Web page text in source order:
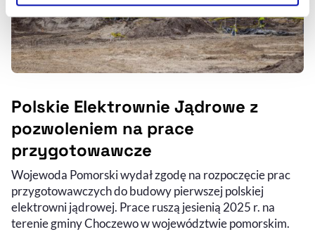
naszejPolityce Prywatności.
Polskie Elektrownie Jądrowe z
pozwoleniem na prace
przygotowawcze
Wojewoda Pomorski wydał zgodę na rozpoczęcie prac
przygotowawczych do budowy pierwszej polskiej
elektrowni jądrowej. Prace ruszą jesienią 2025 r. na
terenie gminy Choczewo w województwie pomorskim.